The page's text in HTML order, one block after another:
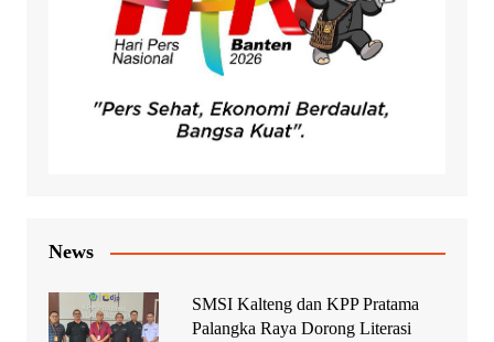
News
SMSI Kalteng dan KPP Pratama
Palangka Raya Dorong Literasi